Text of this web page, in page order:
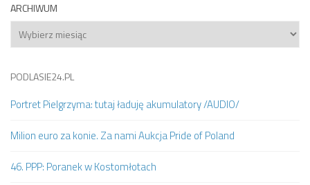
ARCHIWUM
Archiwum
PODLASIE24.PL
Portret Pielgrzyma: tutaj ładuję akumulatory /AUDIO/
Milion euro za konie. Za nami Aukcja Pride of Poland
46. PPP: Poranek w Kostomłotach